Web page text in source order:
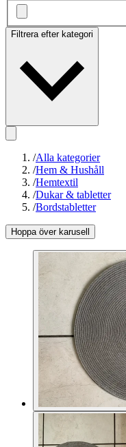
Filtrera efter kategori
/Alla kategorier
/Hem & Hushåll
/Hemtextil
/Dukar & tabletter
/Bordstabletter
Hoppa över karusell